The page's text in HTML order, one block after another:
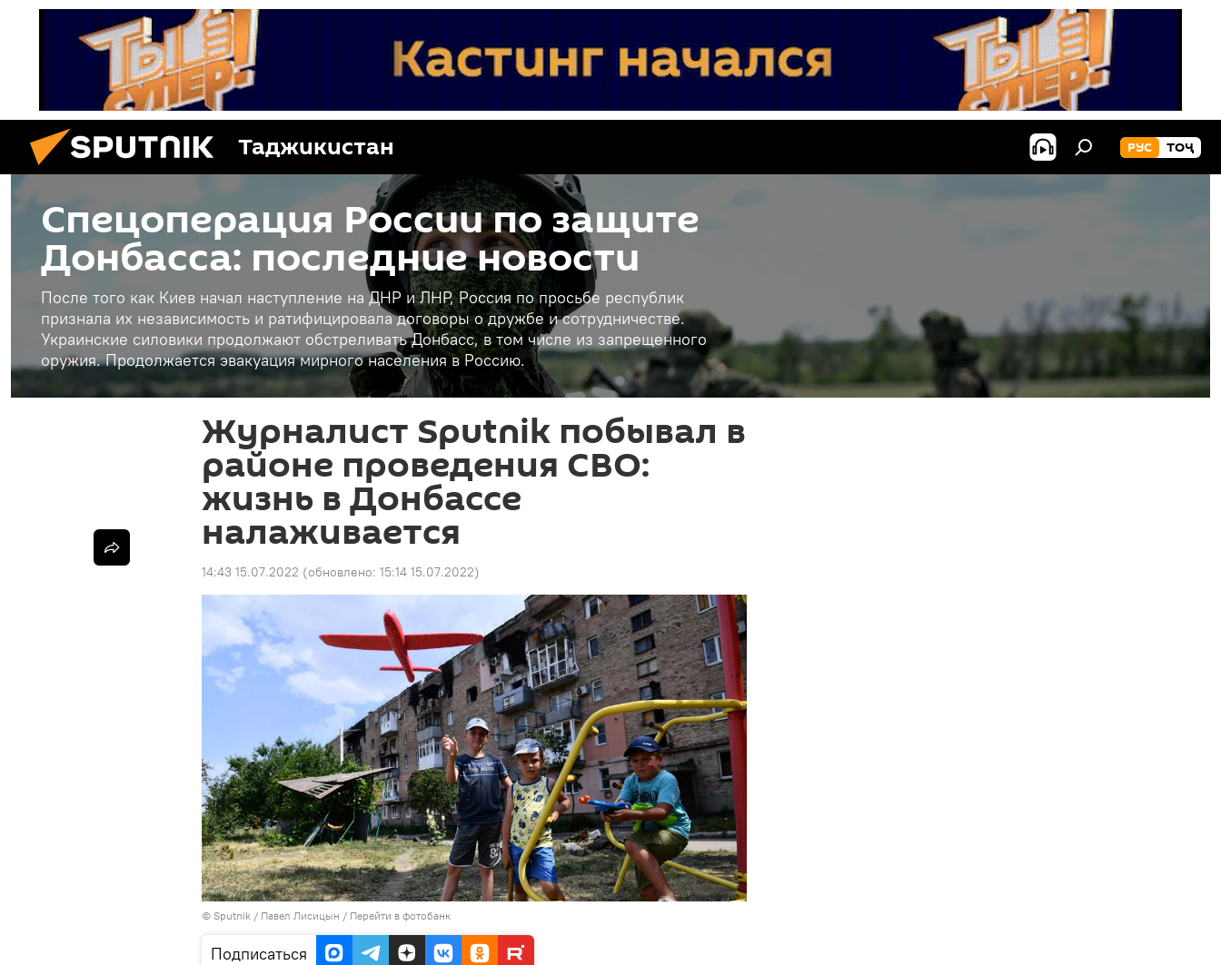
Таджикистан РУС ТОҶ
Спецоперация России по защите
Донбасса: последние новости
После того как Киев начал наступление на ДНР и ЛНР, Россия по просьбе республик
признала их независимость и ратифицировала договоры о дружбе и сотрудничестве.
Украинские силовики продолжают обстреливать Донбасс, в том числе из запрещенного
оружия. Продолжается эвакуация мирного населения в Россию.
Журналист Sputnik побывал в
районе проведения СВО:
жизнь в Донбассе
налаживается
14:43 15.07.2022 (обновлено: 15:14 15.07.2022)
© Sputnik / Павел Лисицын / Перейти в фотобанк
Подписаться